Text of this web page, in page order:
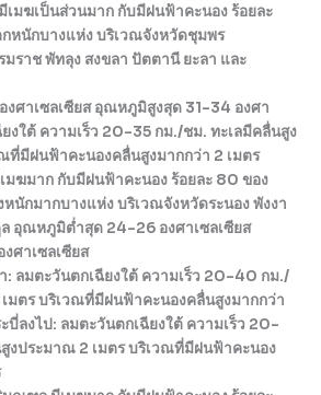
มฆเป็นส่วนมาก กับมีฝนฟ้าคะนอง ร้อยละ
หนักบางแห่ง บริเวณจังหวัดชุมพร
มราช พัทลุง สงขลา ปัตตานี ยะลา และ
ศาเซลเซียส อุณหภูมิสูงสุด 31-34 องศา
ยงใต้ ความเร็ว 20-35 กม./ชม. ทะเลมีคลื่นสูง
ที่มีฝนฟ้าคะนองคลื่นสูงมากกว่า 2 เมตร
มฆมาก กับมีฝนฟ้าคะนอง ร้อยละ 80 ของ
นักมากบางแห่ง บริเวณจังหวัดระนอง พังงา
ล อุณหภูมิต่ำสุด 24-26 องศาเซลเซียส
ศาเซลเซียส
: ลมตะวันตกเฉียงใต้ ความเร็ว 20-40 กม./
มตร บริเวณที่มีฝนฟ้าคะนองคลื่นสูงมากกว่า
บี่ลงไป: ลมตะวันตกเฉียงใต้ ความเร็ว 20-
งประมาณ 2 เมตร บริเวณที่มีฝนฟ้าคะนอง